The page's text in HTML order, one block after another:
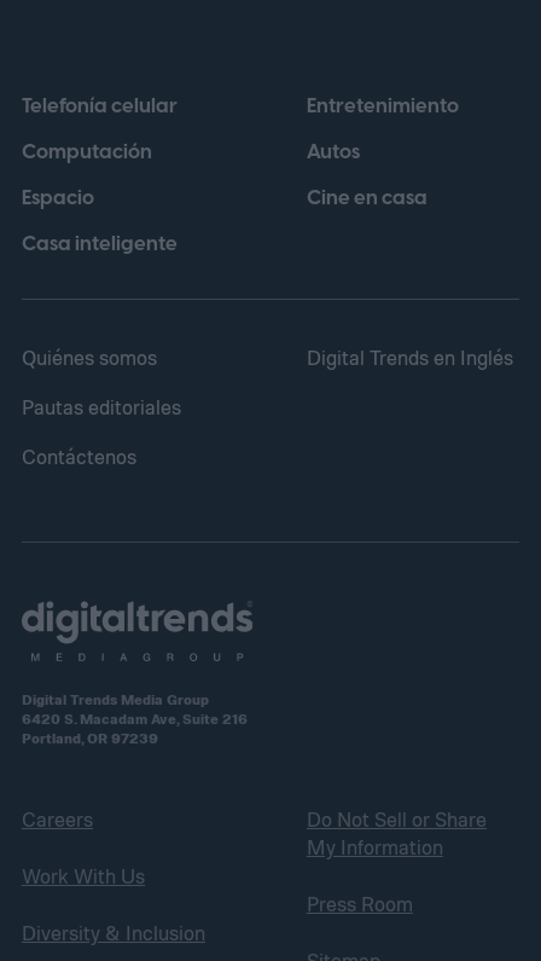
Telefonía celular
Computación
Espacio
Casa inteligente
Entretenimiento
Autos
Cine en casa
Quiénes somos
Pautas editoriales
Contáctenos
Digital Trends en Inglés
Digital Trends Media Group
6420 S. Macadam Ave, Suite 216
Portland, OR 97239
Careers
Work With Us
Diversity & Inclusion
Do Not Sell or Share
My Information
Press Room